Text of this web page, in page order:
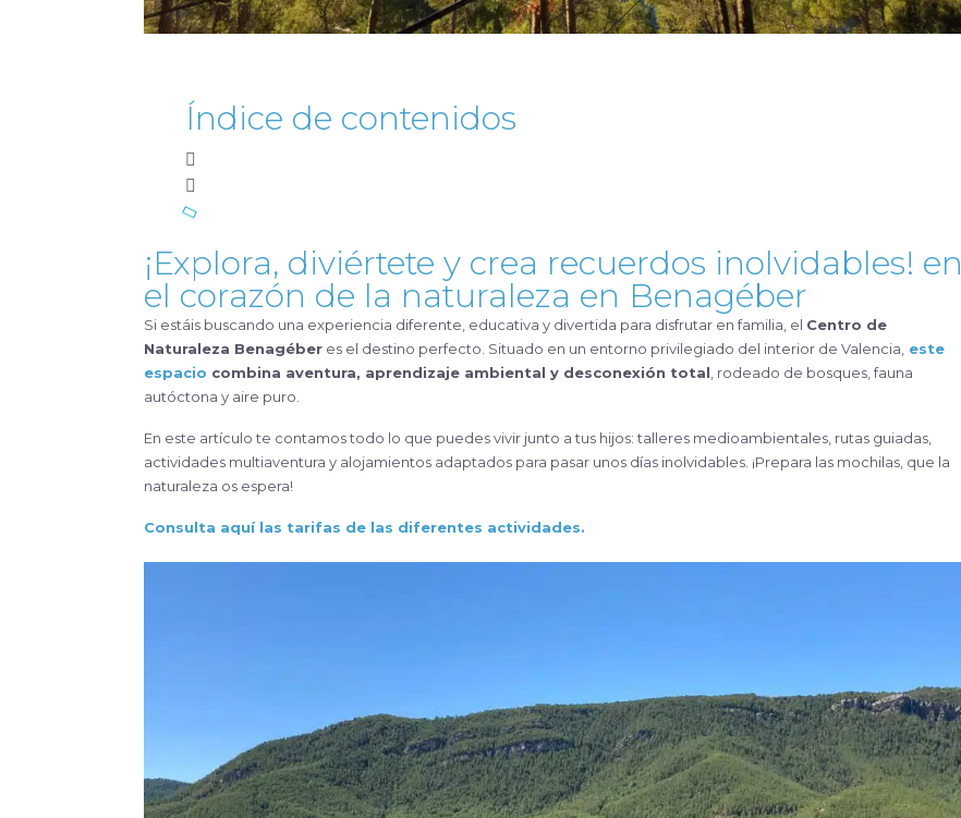
Índice de contenidos
¡Explora, diviértete y crea recuerdos inolvidables! en
el corazón de la naturaleza en Benagéber
Si estáis buscando una experiencia diferente, educativa y divertida para disfrutar en familia, el Centro de
Naturaleza Benagéber es el destino perfecto. Situado en un entorno privilegiado del interior de Valencia, este
espacio combina aventura, aprendizaje ambiental y desconexión total , rodeado de bosques, fauna
autóctona y aire puro.
En este artículo te contamos todo lo que puedes vivir junto a tus hijos: talleres medioambientales, rutas guiadas,
actividades multiaventura y alojamientos adaptados para pasar unos días inolvidables. ¡Prepara las mochilas, que la
naturaleza os espera!
Consulta aquí las tarifas de las diferentes actividades.